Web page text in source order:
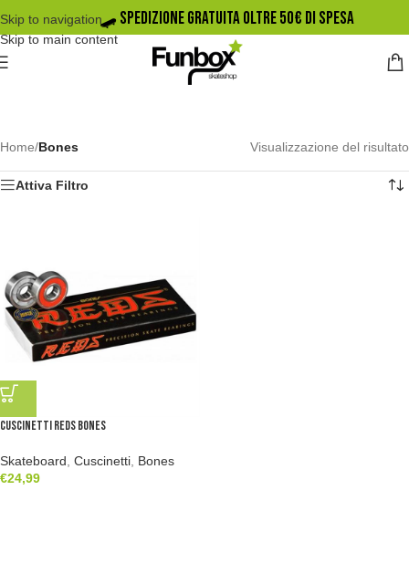
Skip to navigation
Skip to main content
🛹️ SPEDIZIONE GRATUITA OLTRE 50€ DI SPESA
Home/Bones Visualizzazione del risultato
Attiva Filtro
Cuscinetti Reds Bones
Skateboard Cuscinetti Bones
€24,99